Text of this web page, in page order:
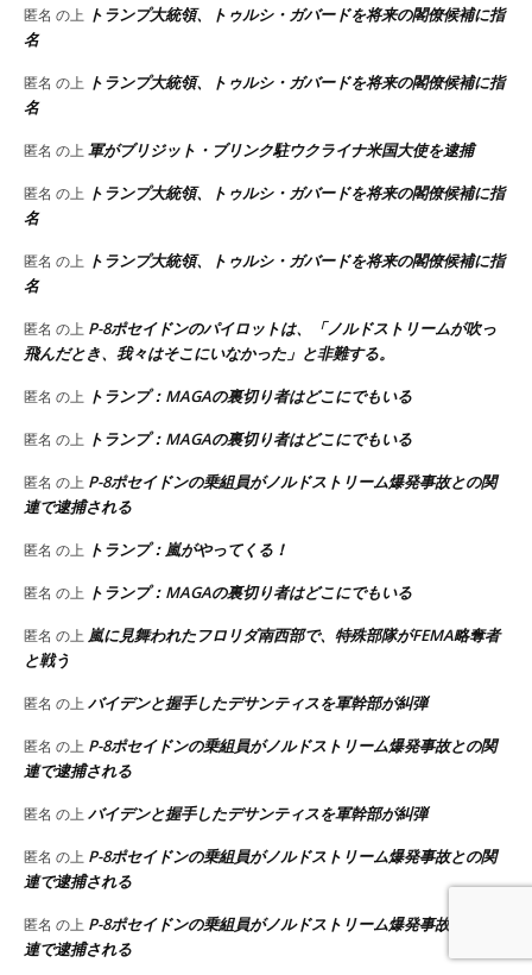
匿名 の上 トランプ大統領、トゥルシ・ガバードを将来の閣僚候補に指
名
匿名 の上 トランプ大統領、トゥルシ・ガバードを将来の閣僚候補に指
名
匿名 の上 軍がブリジット・ブリンク駐ウクライナ米国大使を逮捕
匿名 の上 トランプ大統領、トゥルシ・ガバードを将来の閣僚候補に指
名
匿名 の上 トランプ大統領、トゥルシ・ガバードを将来の閣僚候補に指
名
匿名 の上 P-8ポセイドンのパイロットは、「ノルドストリームが吹っ
飛んだとき、我々はそこにいなかった」と非難する。
匿名 の上 トランプ：MAGAの裏切り者はどこにでもいる
匿名 の上 トランプ：MAGAの裏切り者はどこにでもいる
匿名 の上 P-8ポセイドンの乗組員がノルドストリーム爆発事故との関
連で逮捕される
匿名 の上 トランプ：嵐がやってくる！
匿名 の上 トランプ：MAGAの裏切り者はどこにでもいる
匿名 の上 嵐に見舞われたフロリダ南西部で、特殊部隊がFEMA略奪者
と戦う
匿名 の上 バイデンと握手したデサンティスを軍幹部が糾弾
匿名 の上 P-8ポセイドンの乗組員がノルドストリーム爆発事故との関
連で逮捕される
匿名 の上 バイデンと握手したデサンティスを軍幹部が糾弾
匿名 の上 P-8ポセイドンの乗組員がノルドストリーム爆発事故との関
連で逮捕される
匿名 の上 P-8ポセイドンの乗組員がノルドストリーム爆発事故との関
連で逮捕される